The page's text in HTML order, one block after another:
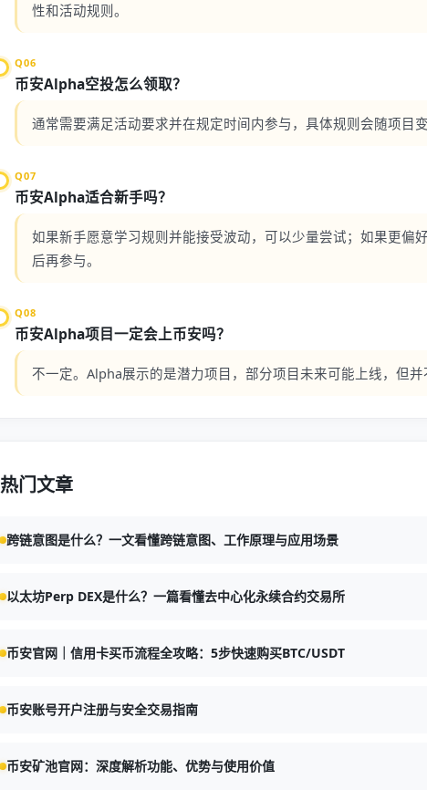
性和活动规则。
Q06
币安Alpha空投怎么领取？
通常需要满足活动要求并在规定时间内参与，具体规则会随项目
Q07
币安Alpha适合新手吗？
如果新手愿意学习规则并能接受波动，可以少量尝试；如果更偏
后再参与。
Q08
币安Alpha项目一定会上币安吗？
不一定。Alpha展示的是潜力项目，部分项目未来可能上线，但并
热门文章
跨链意图是什么？一文看懂跨链意图、工作原理与应用场景
以太坊Perp DEX是什么？一篇看懂去中心化永续合约交易所
币安官网｜信用卡买币流程全攻略：5步快速购买BTC/USDT
币安账号开户注册与安全交易指南
币安矿池官网：深度解析功能、优势与使用价值